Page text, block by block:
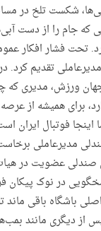
شکست تلخ در
که جام را از دست
تحت فشار افکار
تقدیم
ورزش، مدیری که
برای همیشه از
فوتبال ایران
مدیرعاملی
صندلی عضویت در
در نوک پیکان
باشگاه باقی ماند
از دیگری مانند